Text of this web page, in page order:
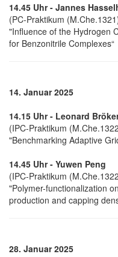
14.45 Uhr - Jannes
(PC-Praktikum
"Influence of the Hydrogen
for Benzonitrile Complexes“
14. Januar 2025
14.15 Uhr - Leonard
(IPC-Praktikum
"Benchmarking Adaptive
14.45 Uhr - Yuwen Peng
(IPC-Praktikum
"Polymer-functionalization
production and capping
28. Januar 2025